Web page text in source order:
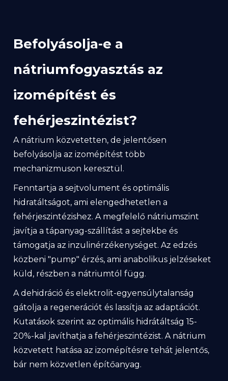
Befolyásolja-e a
nátriumfogyasztás az
izomépítést és
fehérjeszintézist?
A nátrium közvetetten, de jelentősen
befolyásolja az izomépítést több
mechanizmuson keresztül.
Fenntartja a sejtvolument és optimális
hidratáltságot, ami elengedhetetlen a
fehérjeszintézishez. A megfelelő nátriumszint
javítja a tápanyag-szállítást a sejtekbe és
támogatja az inzulinérzékenységet. Az edzés
közbeni "pump" érzés, ami anabolikus jelzéseket
küld, részben a nátriumtól függ.
A dehidráció és elektrolit-egyensúlytalanság
gátolja a regenerációt és lassítja az adaptációt.
Kutatások szerint az optimális hidrátáltság 15-
20%-kal javíthatja a fehérjeszintézist. A nátrium
közvetett hatása az izomépítésre tehát jelentős,
bár nem közvetlen építőanyag.